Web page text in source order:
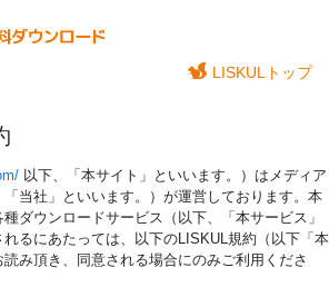
LISKULトップ
以下、「本サイト」といいます。）はメディア
当社」といいます。）が運営しております。本
ダウンロードサービス（以下、「本サービス」
るにあたっては、以下のLISKUL規約（以下「本
み頂き、同意される場合にのみご利用くださ